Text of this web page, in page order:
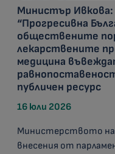
Министър
“Прогресивна
обществените
лекарствените
медицина
публичен ресурс
16 юли 2026
Министерството на
внесения от